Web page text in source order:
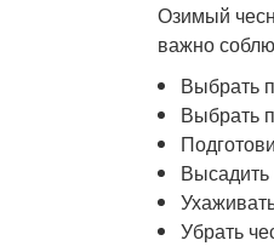
Озимый
важно
Выбрать
Выбрать
Высадить
Убрать